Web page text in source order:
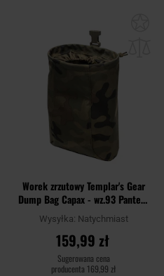
Worek zrzutowy Templar's Gear
Dump Bag Capax - wz.93 Pantera
PL Woodland
Wysyłka: Natychmiast
159,99 zł
Sugerowana cena
producenta 169,99 zł